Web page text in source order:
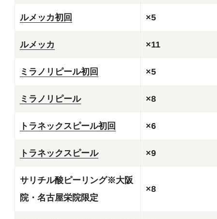
ルメッカ初回 ×5
ルメッカ ×11
ミラノリピール初回 ×5
ミラノリピール ×8
トラネックスピール初回 ×6
トラネックスピール ×9
サリチル酸ピーリング※大阪
院・名古屋栄院限定
×8